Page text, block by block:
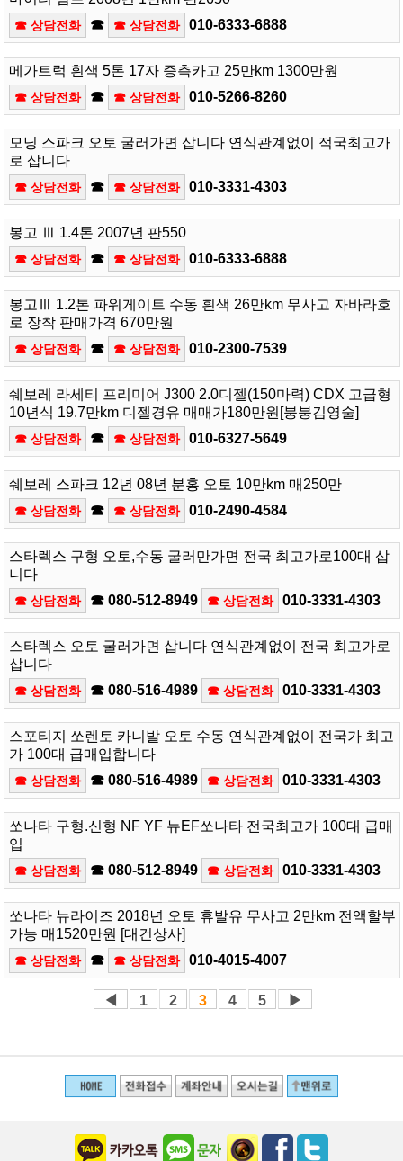
☎ 상담전화 ☎ ☎ 상담전화 010-6333-6888
메가트럭 흰색 5톤 17자 증측카고 25만km 1300만원
☎ 상담전화 ☎ ☎ 상담전화 010-5266-8260
모닝 스파크 오토 굴러가면 삽니다 연식관계없이 적국최고가
로 삽니다
☎ 상담전화 ☎ ☎ 상담전화 010-3331-4303
봉고 Ⅲ 1.4톤 2007년 판550
☎ 상담전화 ☎ ☎ 상담전화 010-6333-6888
봉고Ⅲ 1.2톤 파워게이트 수동 흰색 26만km 무사고 자바라호
로 장착 판매가격 670만원
☎ 상담전화 ☎ ☎ 상담전화 010-2300-7539
쉐보레 라세티 프리미어 J300 2.0디젤(150마력) CDX 고급형
10년식 19.7만km 디젤경유 매매가180만원[붕붕김영술]
☎ 상담전화 ☎ ☎ 상담전화 010-6327-5649
쉐보레 스파크 12년 08년 분홍 오토 10만km 매250만
☎ 상담전화 ☎ ☎ 상담전화 010-2490-4584
스타렉스 구형 오토,수동 굴러만가면 전국 최고가로100대 삽
니다
☎ 상담전화 ☎ 080-512-8949 ☎ 상담전화 010-3331-4303
스타렉스 오토 굴러가면 삽니다 연식관계없이 전국 최고가로
삽니다
☎ 상담전화 ☎ 080-516-4989 ☎ 상담전화 010-3331-4303
스포티지 쏘렌토 카니발 오토 수동 연식관계없이 전국가 최고
가 100대 급매입합니다
☎ 상담전화 ☎ 080-516-4989 ☎ 상담전화 010-3331-4303
쏘나타 구형.신형 NF YF 뉴EF쏘나타 전국최고가 100대 급매
입
☎ 상담전화 ☎ 080-512-8949 ☎ 상담전화 010-3331-4303
쏘나타 뉴라이즈 2018년 오토 휴발유 무사고 2만km 전액할부
가능 매1520만원 [대건상사]
☎ 상담전화 ☎ ☎ 상담전화 010-4015-4007
◀ 1 2 3 4 5 ▶